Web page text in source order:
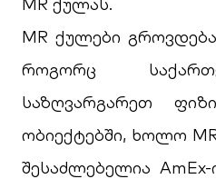
MR ქულები
როგორც
საზღვარგარეთ
ობიექტებში, ხოლო
შესაძლებელია